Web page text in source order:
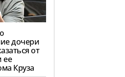
дочери
от
ее
Круза